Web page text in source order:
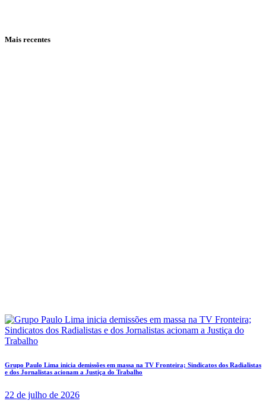
Mais recentes
Grupo Paulo Lima inicia demissões em massa na TV Fronteira; Sindicatos dos Radialistas
e dos Jornalistas acionam a Justiça do Trabalho
22 de julho de 2026